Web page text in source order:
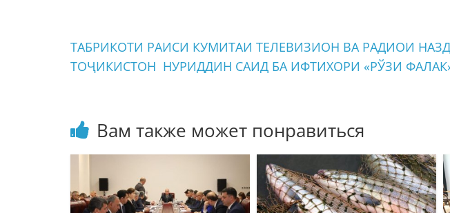
ТАБРИКОТИ РАИСИ КУМИТАИ ТЕЛЕВИЗИОН ВА РАДИОИ
ТОҶИКИСТОН НУРИДДИН САИД БА ИФТИХОРИ «РЎЗИ
Вам также может понравиться